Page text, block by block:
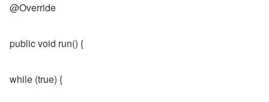
@Override
public void run() {
while (true) {